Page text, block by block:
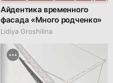
Айдентика временного
фасада «Много родченко»
Lidiya Groshilina